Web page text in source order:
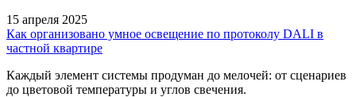
15 апреля 2025
Как организовано умное освещение по протоколу DALI в
частной квартире
Каждый элемент системы продуман до мелочей: от сценариев
до цветовой температуры и углов свечения.